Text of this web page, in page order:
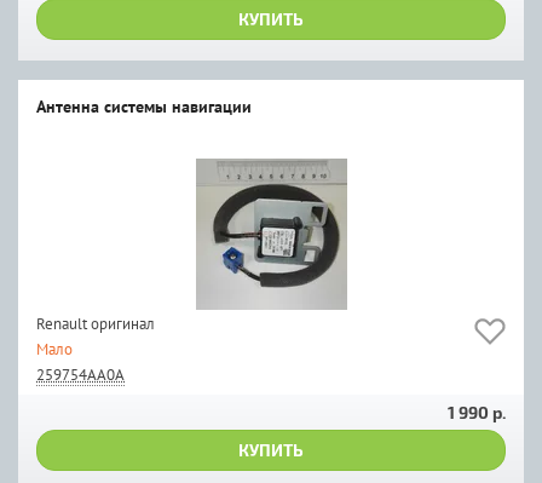
КУПИТЬ
Антенна системы навигации
Renault оригинал
Мало
259754AA0A
1 990 р.
КУПИТЬ